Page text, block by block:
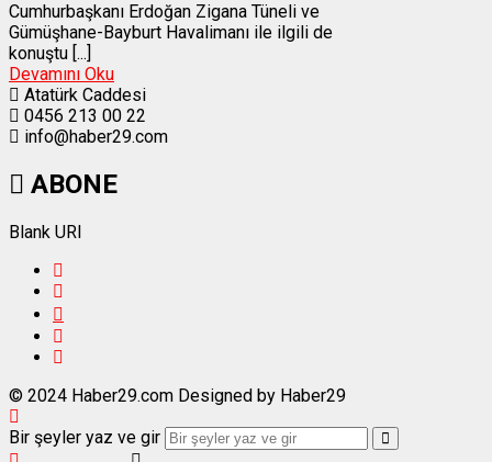
Cumhurbaşkanı Erdoğan Zigana Tüneli ve
Gümüşhane-Bayburt Havalimanı ile ilgili de
konuştu [...]
Devamını Oku
Atatürk Caddesi
0456 213 00 22
info@haber29.com
ABONE
Blank URI
© 2024 Haber29.com Designed by Haber29
Bir şeyler yaz ve gir